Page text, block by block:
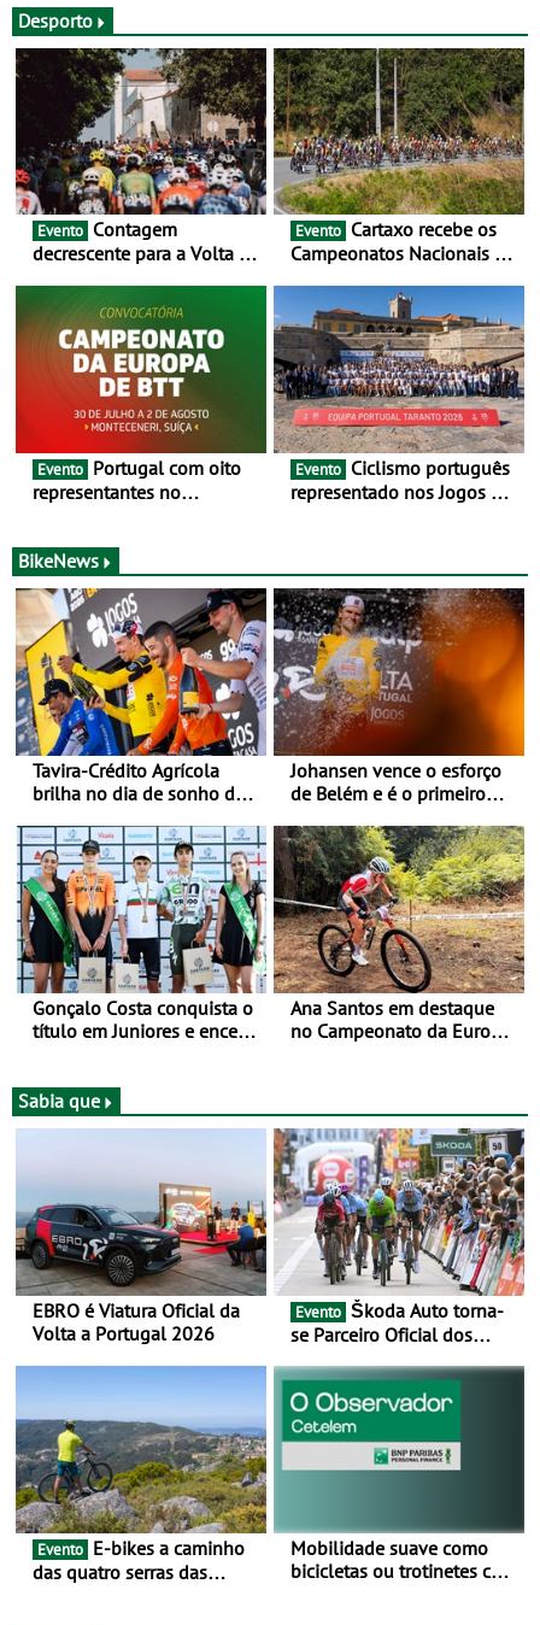
Desporto
Evento
decrescente para a Volta a
as 17 equipas de 2026
Evento
Campeonatos Nacionais da
julho e 2 de agosto
Evento
representantes no
de agosto, em
Monteceneri, na Suíça
Evento
representado nos Jogos do
BikeNews
Tavira-Crédito Agrícola
brilha no dia de sonho de
Johansen vence o esforço
de Belém e é o primeiro
a Portugal - Prova decorre
entre 5 e 16 de Agosto
Gonçalo Costa conquista o
título em Juniores e encerra
Ana Santos em destaque
no Campeonato da Europa
Sabia que
EBRO é Viatura Oficial da
Volta a Portugal 2026
Evento
se Parceiro Oficial dos
BTT e Gravel da UCI - Para
os anos de 2025 e 2026
Evento
das quatro serras das
Mobilidade suave como
bicicletas ou trotinetes com